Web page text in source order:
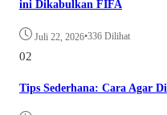
ini Dikabulkan FIFA
Juli 22, 2026•336 Dilihat
02
Tips Sederhana: Cara Agar